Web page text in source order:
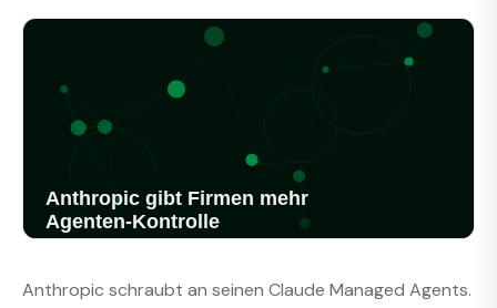
Anthropic schraubt an seinen Claude Managed Agents.